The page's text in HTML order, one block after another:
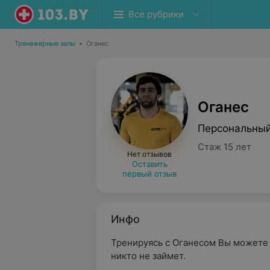
Все рубрики
Тренажерные залы • Оганес
Нет отзывов
Оставить
первый отзыв
Оганес
Стаж 15 лет
Инфо
Тренируясь с Оганесом Вы
никто не займет.